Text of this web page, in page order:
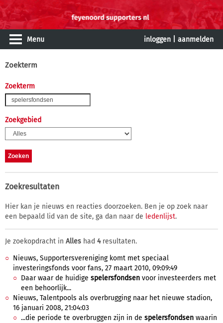
Menu inloggen aanmelden
Zoekterm
Zoekterm
Zoekgebied
Zoekresultaten
Hier kan je nieuws en reacties doorzoeken. Ben je op zoek naar
een bepaald lid van de site, ga dan naar de ledenlijst.
Je zoekopdracht in Alles had 4resultaten.
Nieuws, Supportersvereniging komt met speciaal
investeringsfonds voor fans, 27 maart 2010, 09:09:49
Daar waar de huidige spelersfondsen voor investeerders met
een behoorlijk...
Nieuws, Talentpools als overbrugging naar het nieuwe stadion,
16 januari 2008, 21:04:03
...die periode te overbruggen zijn in de spelersfondsen waarin